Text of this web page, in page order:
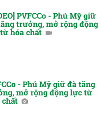
PVFCCo - Phú Mỹ giữ
trưởng, mở rộng động
hóa chất
- Phú Mỹ giữ đà tăng
mở rộng động lực từ
chất